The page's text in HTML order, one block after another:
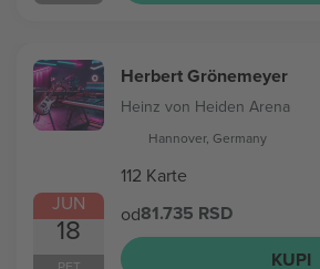
JUN
18
Herbert Grönemeyer
Heinz von Heiden Arena
Hannover, Germany
112 Karte
od81.735 RSD
KUPI